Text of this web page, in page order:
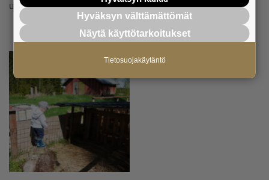
uutuuteen.
Hyväksyn välttämättömät
Näytä käyttötarkoitukset
Tietosuojakäytäntö